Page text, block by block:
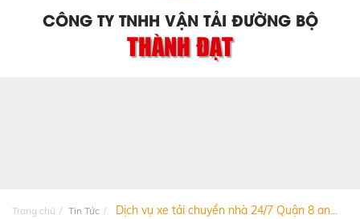
CÔNG TY TNHH VẬN TẢI ĐƯỜNG BỘ
THÀNH ĐẠT
Trang chủ Tin Tức Dịch vụ xe tải chuyển nhà 24/7 Quận 8 an...